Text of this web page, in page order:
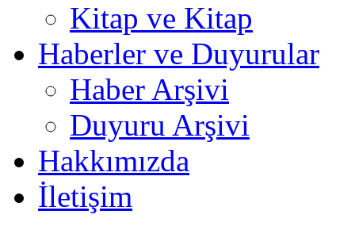
Kitap ve Kitap
Haberler ve Duyurular
Haber Arşivi
Duyuru Arşivi
Hakkımızda
İletişim